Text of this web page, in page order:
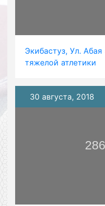
Экибастуз, Ул.
тяжелой атлетики
30 августа, 2018